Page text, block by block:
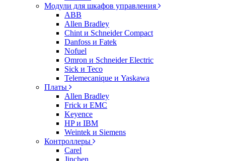
Модули для шкафов управления
ABB
Allen Bradley
Chint и Schneider Compact
Danfoss и Fatek
Nofuel
Omron и Schneider Electric
Sick и Teco
Telemecanique и Yaskawa
Платы
Allen Bradley
Frick и EMC
Keyence
HP и IBM
Weintek и Siemens
Контроллеры
Carel
Jinchen